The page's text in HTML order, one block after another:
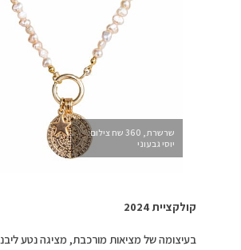
שרשרת, 360 שח צילום:
יוסי גבעוני
קולקציית 2024
בעיצומה של מציאות מורכבת, מציגה נטע